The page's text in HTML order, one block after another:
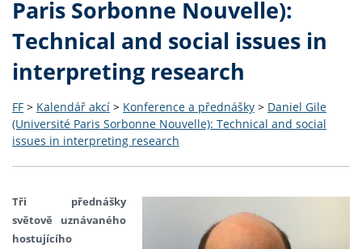
Paris Sorbonne Nouvelle):
Technical and social issues in
interpreting research
FF > Kalendář akcí > Konference a přednášky > Daniel Gile
(Université Paris Sorbonne Nouvelle): Technical and social
issues in interpreting research
Tři přednášky
světově uznávaného
hostujícího